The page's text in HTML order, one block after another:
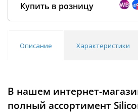
Купить в розницу
Описание Характеристики
В нашем интернет-
полный ассортимент